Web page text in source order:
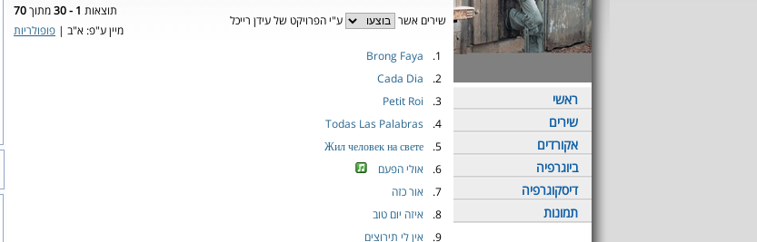
ראשי
שירים
אקורדים
ביוגרפיה
דיסקוגרפיה
תמונות
שירים אשר ע"י הפרויקט של עידן רייכל
תוצאות 1 - 30 מתוך70
מיין ע"פ: א"ב | פופולריות
1.
Brong Faya
2.
Cada Dia
3.
Petit Roi
4.
Todas Las Palabras
5.
Жил человеĸ на свете
6.
אולי הפעם
7.
אור כזה
8.
איזה יום טוב
9.
אין לי תירוצים